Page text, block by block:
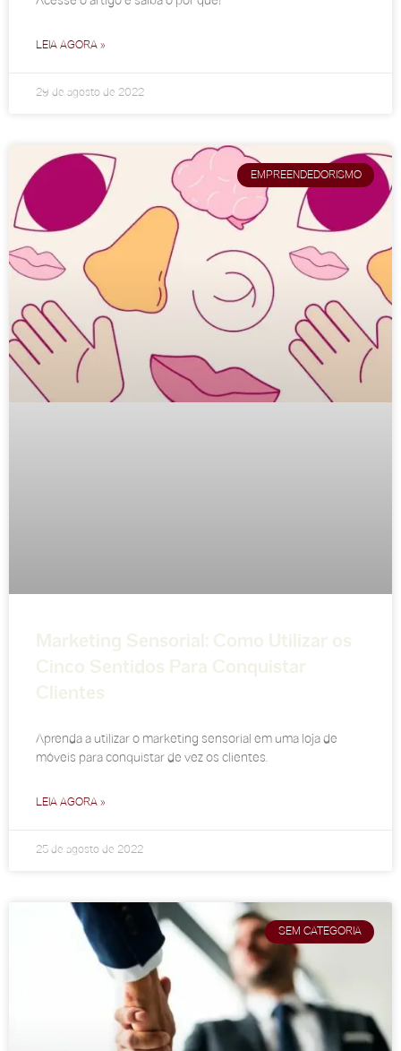
LEIA AGORA »
29 de agosto de 2022
EMPREENDEDORISMO
Marketing Sensorial: Como Utilizar os
Cinco Sentidos Para Conquistar
Clientes
Aprenda a utilizar o marketing sensorial em uma loja de
móveis para conquistar de vez os clientes.
LEIA AGORA »
25 de agosto de 2022
SEM CATEGORIA